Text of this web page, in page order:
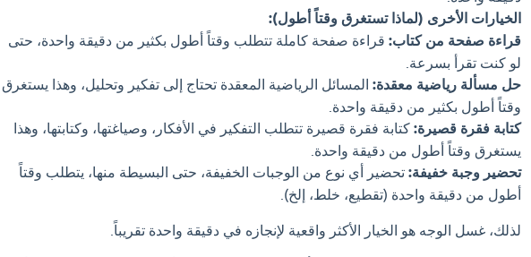
الخيارات الأخرى (لماذا تستغرق وقتاً أطول):
قراءة صفحة من كتاب: قراءة صفحة كاملة تتطلب وقتاً أطول بكثير من دقيقة واحدة، حتى
لو كنت تقرأ بسرعة.
حل مسألة رياضية معقدة: المسائل الرياضية المعقدة تحتاج إلى تفكير وتحليل، وهذا يستغرق
وقتاً أطول بكثير من دقيقة واحدة.
كتابة فقرة قصيرة: كتابة فقرة قصيرة تتطلب التفكير في الأفكار، وصياغتها، وكتابتها، وهذا
يستغرق وقتاً أطول من دقيقة واحدة.
تحضير وجبة خفيفة: تحضير أي نوع من الوجبات الخفيفة، حتى البسيطة منها، يتطلب وقتاً
أطول من دقيقة واحدة (تقطيع، خلط، إلخ).
لذلك، غسل الوجه هو الخيار الأكثر واقعية لإنجازه في دقيقة واحدة تقريباً.